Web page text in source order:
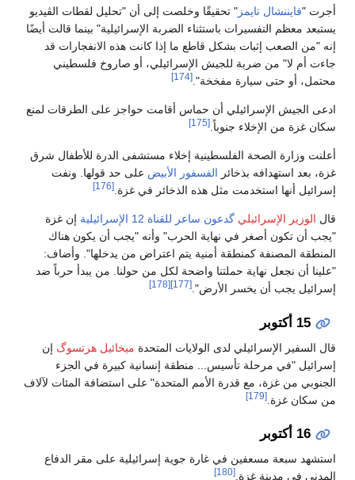
أجرت "فايننشال تايمز " تحقيقًا وخلصت إلى أن "تحليل لقطات الڤيديو
يستبعد معظم التفسيرات باستثناء الضربة الإسرائيلية" بينما قالت أيضًا
إنه "من الصعب إثبات بشكل قاطع ما إذا كانت هذه الانفجارات قد
جاءت أم لا" من ضربة للجيش الإسرائيلي، أو صاروخ فلسطيني
محتمل، أو حتى سيارة مفخخة". [174]
ادعى الجيش الإسرائيلي أن حماس أقامت حواجز على الطرقات لمنع
سكان غزة من الإخلاء جنوباً. [175]
أعلنت وزارة الصحة الفلسطينية إخلاء مستشفى الدرة للأطفال شرق
غزة، بعد استهدافه بذخائر الفسفور الأبيض على حد قولها. ونفت
إسرائيل أنها استخدمت مثل هذه الذخائر في غزة. [176]
قال الوزير الإسرائيلي گدعون ساعر للقناة 12 الإسرائيلية
إن غزة
"يجب أن تكون أصغر في نهاية الحرب" وأنه "يجب أن يكون هناك
المنطقة المصنفة كمنطقة أمنية يتم اعتراض من يدخلها". وأضاف:
"علينا أن نجعل نهاية حملتنا واضحة لكل من حولنا. من يبدأ حرباً ضد
إسرائيل يجب أن يخسر الأرض". [177]
[178]
15 أكتوبر
قال السفير الإسرائيلي لدى الولايات المتحدة ميخائيل هرتسوگ إن
إسرائيل "في مرحلة تأسيس... منطقة إنسانية كبيرة في الجزء
الجنوبي من غزة، مع قدرة الأمم المتحدة" على استضافة المئات لآلاف
من سكان غزة. [179]
16 أكتوبر
استشهد سبعة مسعفين في غارة جوية إسرائيلية على مقر الدفاع
المدني في مدينة غزة. [180]